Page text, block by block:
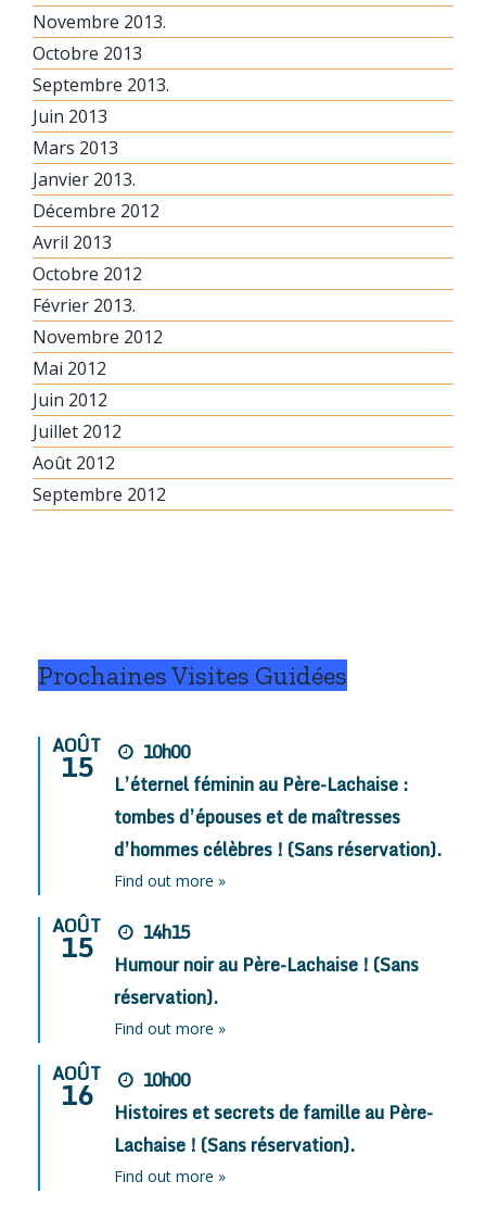
Novembre 2013.
Octobre 2013
Septembre 2013.
Juin 2013
Mars 2013
Janvier 2013.
Décembre 2012
Avril 2013
Octobre 2012
Février 2013.
Novembre 2012
Mai 2012
Juin 2012
Juillet 2012
Août 2012
Septembre 2012
Prochaines Visites Guidées
AOÛT
15
10h00
L’éternel féminin au Père-Lachaise :
tombes d’épouses et de maîtresses
d’hommes célèbres ! (Sans réservation).
Find out more »
AOÛT
15
14h15
Humour noir au Père-Lachaise ! (Sans
réservation).
Find out more »
AOÛT
16
10h00
Histoires et secrets de famille au Père-
Lachaise ! (Sans réservation).
Find out more »